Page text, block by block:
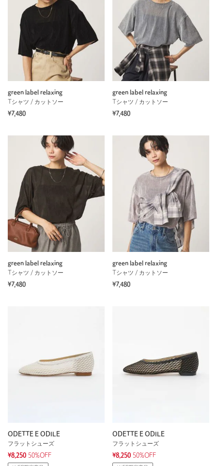
green label relaxing
Tシャツ / カットソー
¥7,480
green label relaxing
Tシャツ / カットソー
¥7,480
green label relaxing
Tシャツ / カットソー
¥7,480
green label relaxing
Tシャツ / カットソー
¥7,480
ODETTE E ODILE
フラットシューズ
¥8,250 50%OFF
ODETTE E ODILE
フラットシューズ
¥8,250 50%OFF